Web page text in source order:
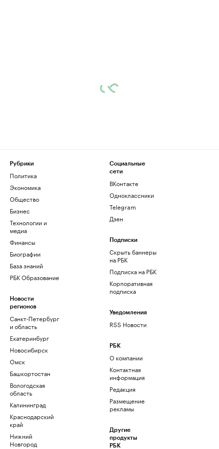
Рубрики
Политика
Экономика
Общество
Бизнес
Технологии и
медиа
Финансы
Биографии
База знаний
РБК Образование
Новости
регионов
Санкт-Петербург
и область
Екатеринбург
Новосибирск
Омск
Башкортостан
Вологодская
область
Калининград
Краснодарский
край
Нижний
Новгород
Социальные
сети
ВКонтакте
Одноклассники
Telegram
Дзен
Подписки
Скрыть баннеры
на РБК
Подписка на РБК
Корпоративная
подписка
Уведомления
RSS Новости
РБК
О компании
Контактная
информация
Редакция
Размещение
рекламы
Другие
продукты
РБК